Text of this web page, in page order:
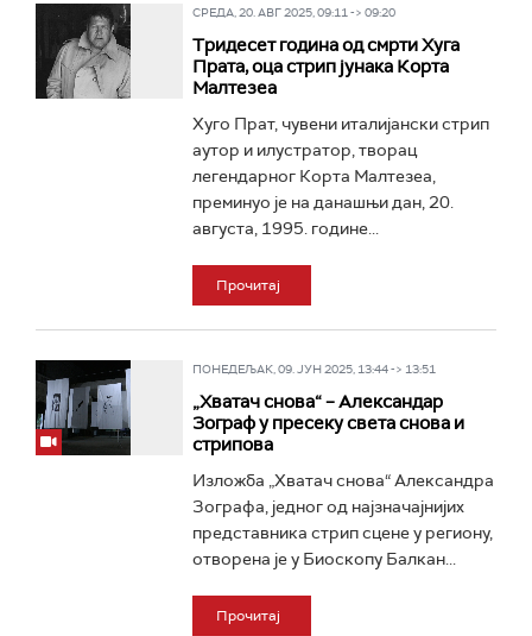
СРЕДА, 20. АВГ 2025, 09:11 -> 09:20
Тридесет година од смрти Хуга
Прата, оца стрип јунака Корта
Малтезеа
Хуго Прат, чувени италијански стрип
аутор и илустратор, творац
легендарног Корта Малтезеа,
преминуо је на данашњи дан, 20.
августа, 1995. године...
Прочитај
ПОНЕДЕЉАК, 09. ЈУН 2025, 13:44 -> 13:51
„Хватач снова“ – Александар
Зограф у пресеку света снова и
стрипова
Изложба „Хватач снова“ Александра
Зографа, једног од најзначајнијих
представника стрип сцене у региону,
отворена је у Биоскопу Балкан...
Прочитај